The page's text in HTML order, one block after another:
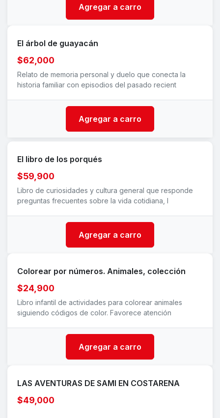
Agregar a carro
El árbol de guayacán
$62,000
Relato de memoria personal y duelo que conecta la
historia familiar con episodios del pasado recient
Agregar a carro
El libro de los porqués
$59,900
Libro de curiosidades y cultura general que responde
preguntas frecuentes sobre la vida cotidiana, l
Agregar a carro
Colorear por números. Animales, colección
$24,900
Libro infantil de actividades para colorear animales
siguiendo códigos de color. Favorece atención
Agregar a carro
LAS AVENTURAS DE SAMI EN COSTARENA
$49,000